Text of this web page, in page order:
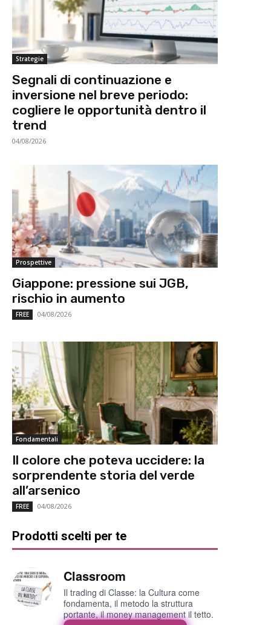
Strategie
Segnali di continuazione e
inversione nel breve periodo:
cogliere le opportunità dentro il
trend
04/08/2026
Prospettive
Giappone: pressione sui JGB,
rischio in aumento
FREE 04/08/2026
Fondamentali
Il colore che poteva uccidere: la
sorprendente storia del verde
all’arsenico
FREE 04/08/2026
Prodotti scelti per te
Classroom
Il trading di Classe: la Cultura come
fondamenta, il metodo la struttura
portante, il money management il tetto.